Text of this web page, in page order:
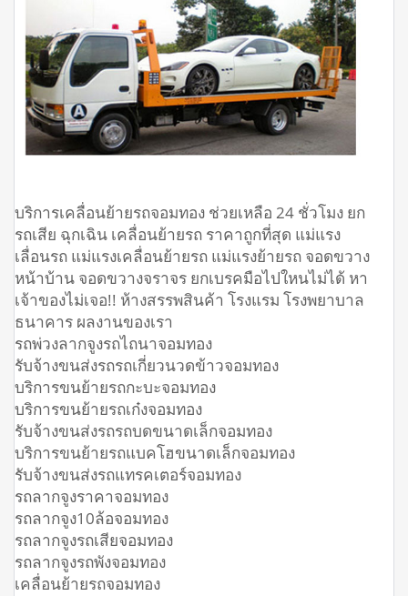
บริการเคลื่อนย้ายรถจอมทอง ช่วยเหลือ 24 ชั่วโมง ยก
รถเสีย ฉุกเฉิน เคลื่อนย้ายรถ ราคาถูกที่สุด แม่แรง
เลื่อนรถ แม่แรงเคลื่อนย้ายรถ แม่แรงย้ายรถ จอดขวาง
หน้าบ้าน จอดขวางจราจร ยกเบรคมือไปใหนไม่ได้ หา
เจ้าของไม่เจอ!! ห้างสรรพสินค้า โรงแรม โรงพยาบาล
ธนาคาร ผลงานของเรา
รถพ่วงลากจูงรถไถนาจอมทอง
รับจ้างขนส่งรถรถเกี่ยวนวดข้าวจอมทอง
บริการขนย้ายรถกะบะจอมทอง
บริการขนย้ายรถเก๋งจอมทอง
รับจ้างขนส่งรถรถบดขนาดเล็กจอมทอง
บริการขนย้ายรถแบคโฮขนาดเล็กจอมทอง
รับจ้างขนส่งรถแทรคเตอร์จอมทอง
รถลากจูงราคาจอมทอง
รถลากจูง10ล้อจอมทอง
รถลากจูงรถเสียจอมทอง
รถลากจูงรถพังจอมทอง
เคลื่อนย้ายรถจอมทอง